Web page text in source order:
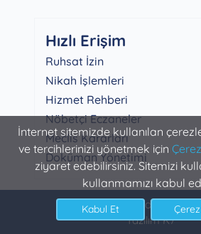
İnternet sitemizde kullanılan
ve tercihlerinizi yönetmek için
ziyaret edebilirsiniz. Sitemizi
kullanmamızı kabul
Hızlı Erişim
Ruhsat İzin
Nikah İşlemleri
Hizmet Rehberi
Nöbetçi Eczaneler
Meclis Kararları
Doküman Yönetimi
Şahinbey Belediyesi
Yazılım K7